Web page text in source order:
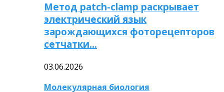
Метод patch-clamp раскрывает
электрический язык
зарождающихся фоторецепторов
сетчатки…
03.06.2026
Молекулярная биология